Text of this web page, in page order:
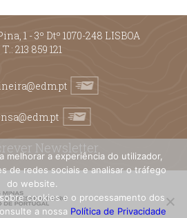
1 - 3º Dtº 1070-248 LISBOA
T.: 213 859 121
Newsletter
melhorar a experiência do utilizador,
de redes sociais e analisar o tráfego
do website.
cookies e o processamento dos
a nossa Política de Privacidade